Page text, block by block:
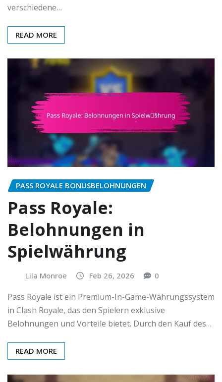
verschiedene…
READ MORE
PASS ROYALE BONUSBELOHNUNGEN
Pass Royale:
Belohnungen in
Spielwährung
Lila Monroe Feb 26, 2026 0
Pass Royale ist ein Premium-In-Game-Währungssystem
in Clash Royale, das den Spielern exklusive
Belohnungen und Vorteile bietet. Durch den Kauf des…
READ MORE